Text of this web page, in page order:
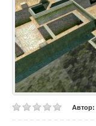
Автор: